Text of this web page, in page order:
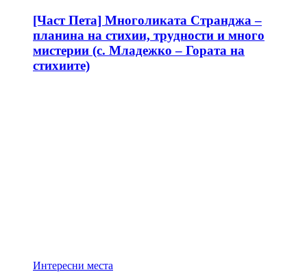
[Част Пета] Многоликата Странджа –
планина на стихии, трудности и много
мистерии (с. Младежко – Гората на
стихиите)
Интересни места